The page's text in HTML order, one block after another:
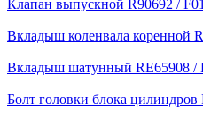
Клапан выпускной R90692 /
Вкладыш коленвала коренной
Вкладыш шатунный RE65908 /
Болт головки блока